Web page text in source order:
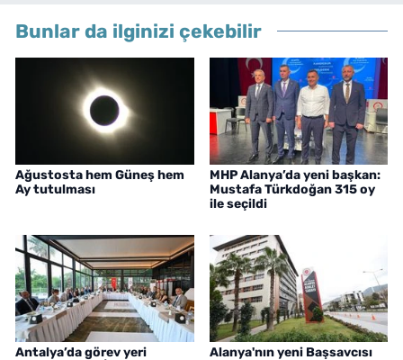
Bunlar da ilginizi çekebilir
Ağustosta hem Güneş hem
Ay tutulması
MHP Alanya’da yeni başkan:
Mustafa Türkdoğan 315 oy
ile seçildi
Antalya’da görev yeri
Alanya'nın yeni Başsavcısı